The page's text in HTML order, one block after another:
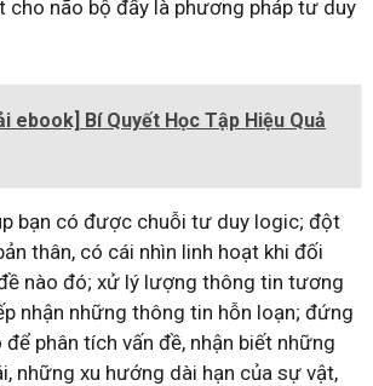
cho não bộ đấy là phương pháp tư duy
ebook] Bí Quyết Học Tập Hiệu Quả
bạn có được chuỗi tư duy logic; đột
thân, có cái nhìn linh hoạt khi đối
nào đó; xử lý lượng thông tin tương
nhận những thông tin hỗn loạn; đứng
phân tích vấn đề, nhận biết những
những xu hướng dài hạn của sự vật,